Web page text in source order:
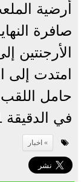
أرضية
صافرة
امتدت إلى
حامل
في الدقيقة 111.
اخبار